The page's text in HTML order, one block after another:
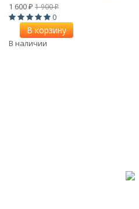
1 600 ₽ 1 900₽
0
В корзину
В наличии